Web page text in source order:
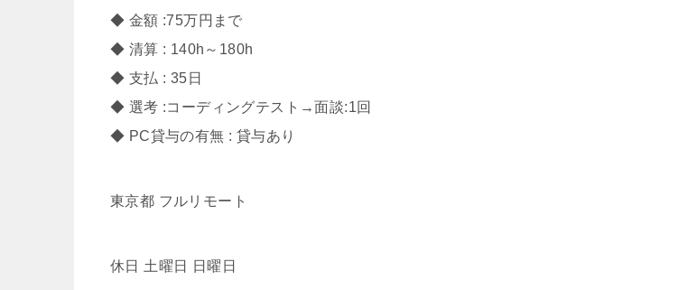
◆ 金額 :75万円まで
◆ 清算 : 140h～180h
◆ 支払 : 35日
◆ 選考 :コーディングテスト→面談:1回
◆ PC貸与の有無 : 貸与あり
東京都 フルリモート
休日 土曜日 日曜日